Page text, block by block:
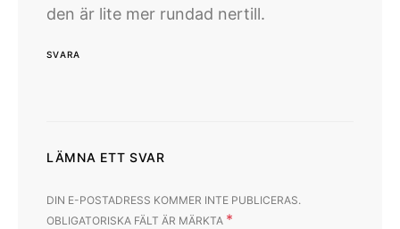
den är lite mer rundad nertill.
SVARA
LÄMNA ETT SVAR
DIN E-POSTADRESS KOMMER INTE PUBLICERAS.
OBLIGATORISKA FÄLT ÄR MÄRKTA *